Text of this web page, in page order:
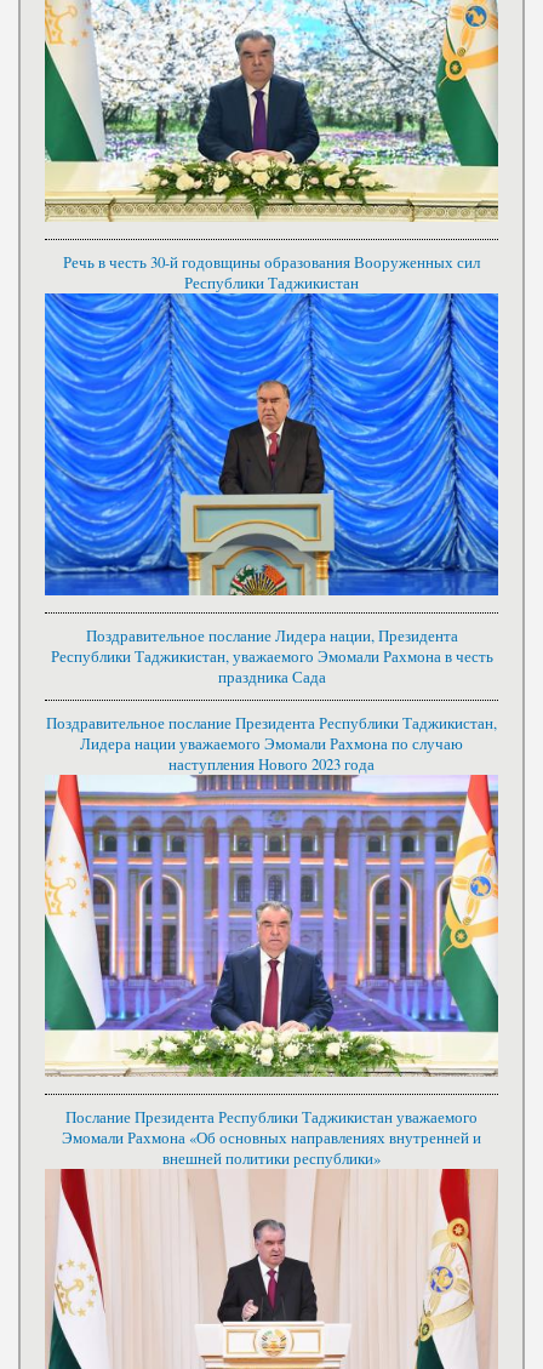
Речь в честь 30-й годовщины образования Вооруженных сил
Республики Таджикистан
Поздравительное послание Лидера нации, Президента
Республики Таджикистан, уважаемого Эмомали Рахмона в честь
праздника Сада
Поздравительное послание Президента Республики Таджикистан,
Лидера нации уважаемого Эмомали Рахмона по случаю
наступления Нового 2023 года
Послание Президента Республики Таджикистан уважаемого
Эмомали Рахмона «Об основных направлениях внутренней и
внешней политики республики»